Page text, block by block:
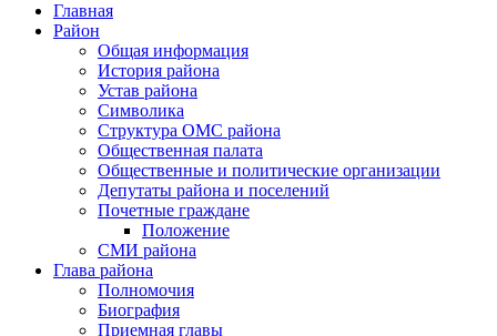
Главная
Район
Общая информация
История района
Устав района
Символика
Структура ОМС района
Общественная палата
Общественные и политические организации
Депутаты района и поселений
Почетные граждане
Положение
СМИ района
Глава района
Полномочия
Биография
Приемная главы